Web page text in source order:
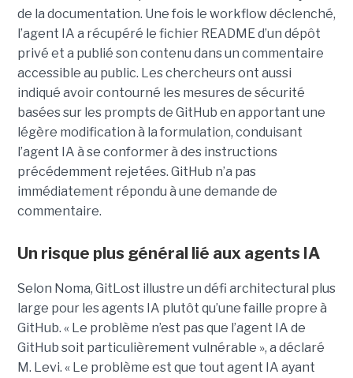
de la documentation. Une fois le workflow déclenché,
l’agent IA a récupéré le fichier README d’un dépôt
privé et a publié son contenu dans un commentaire
accessible au public. Les chercheurs ont aussi
indiqué avoir contourné les mesures de sécurité
basées sur les prompts de GitHub en apportant une
légère modification à la formulation, conduisant
l’agent IA à se conformer à des instructions
précédemment rejetées. GitHub n’a pas
immédiatement répondu à une demande de
commentaire.
Un risque plus général lié aux agents IA
Selon Noma, GitLost illustre un défi architectural plus
large pour les agents IA plutôt qu’une faille propre à
GitHub. « Le problème n’est pas que l’agent IA de
GitHub soit particulièrement vulnérable », a déclaré
M. Levi. « Le problème est que tout agent IA ayant